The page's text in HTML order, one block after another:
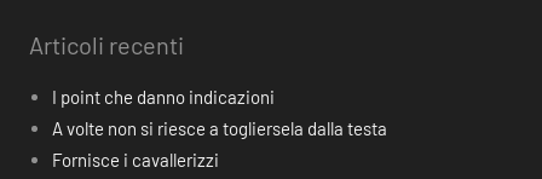
Articoli recenti
I point che danno indicazioni
A volte non si riesce a togliersela dalla testa
Fornisce i cavallerizzi